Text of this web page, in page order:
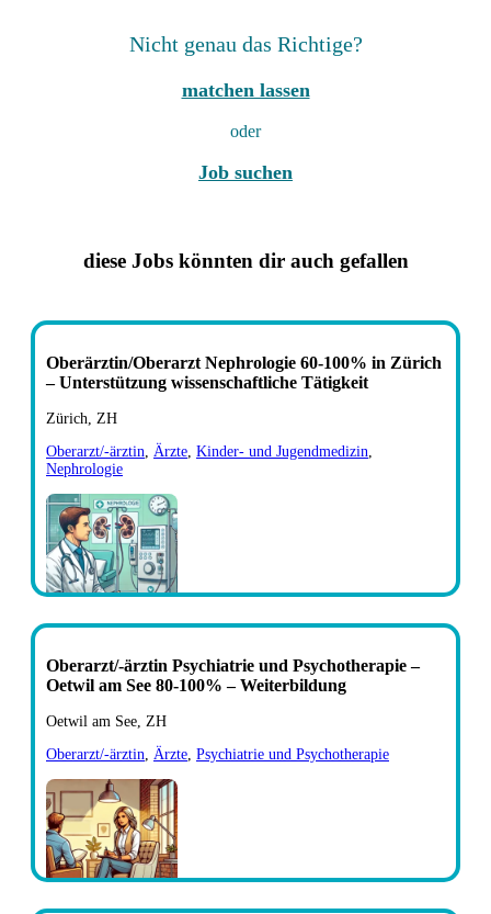
Nicht genau das Richtige?
matchen lassen
oder
Job suchen
diese Jobs könnten dir auch gefallen
Oberärztin/Oberarzt Nephrologie 60-100% in Zürich
– Unterstützung wissenschaftliche Tätigkeit
Zürich, ZH
Oberarzt/-ärztin
Ärzte Kinder- und Jugendmedizin
Nephrologie
Oberarzt/-ärztin Psychiatrie und Psychotherapie –
Oetwil am See 80-100% – Weiterbildung
Oetwil am See, ZH
Oberarzt/-ärztin
Ärzte Psychiatrie und Psychotherapie